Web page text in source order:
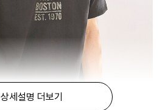
상세설명 더보기